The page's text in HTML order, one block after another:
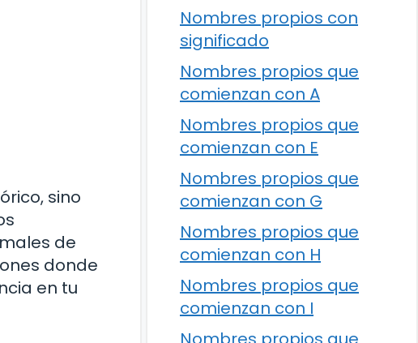
sino
de
donde
en tu
Nombres propios con
significado
Nombres propios que
comienzan con A
Nombres propios que
comienzan con E
Nombres propios que
comienzan con G
Nombres propios que
comienzan con H
Nombres propios que
comienzan con I